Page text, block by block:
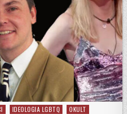
IDEOLOGIA LGBTQ
OKULT